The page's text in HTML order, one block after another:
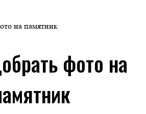
на памятник
фото на